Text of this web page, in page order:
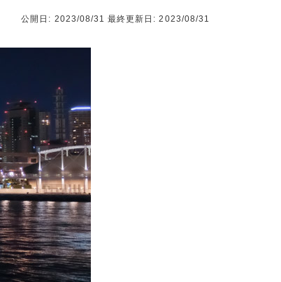
公開日: 2023/08/31 最終更新日: 2023/08/31